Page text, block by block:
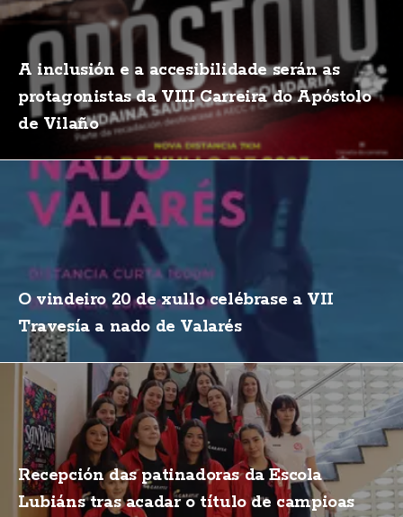
A inclusión e a accesibilidade serán as
protagonistas da VIII Carreira do Apóstolo
de Vilaño
O vindeiro 20 de xullo celébrase a VII
Travesía a nado de Valarés
Recepción das patinadoras da Escola
Lubiáns tras acadar o título de campioas